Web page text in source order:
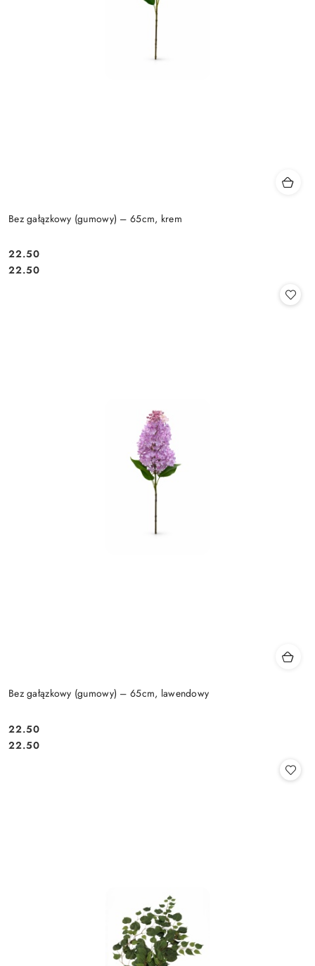
Bez gałązkowy (gumowy) – 65cm, krem
Cena:
22.50
Cena:
22.50
Bez gałązkowy (gumowy) – 65cm, lawendowy
Cena:
22.50
Cena:
22.50